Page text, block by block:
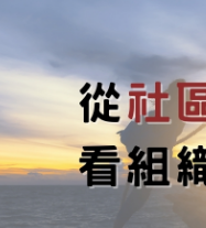
組織管理
SHO註冊
SHO職員